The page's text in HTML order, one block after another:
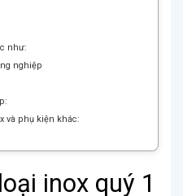
như:
nghiệp
và phụ kiện khác:
inox quý 1